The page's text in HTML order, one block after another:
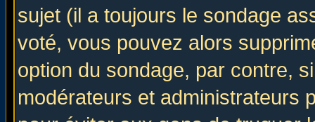
sujet (il a toujours le sondage
voté, vous pouvez alors
option du sondage, par contre,
modérateurs et administrateurs